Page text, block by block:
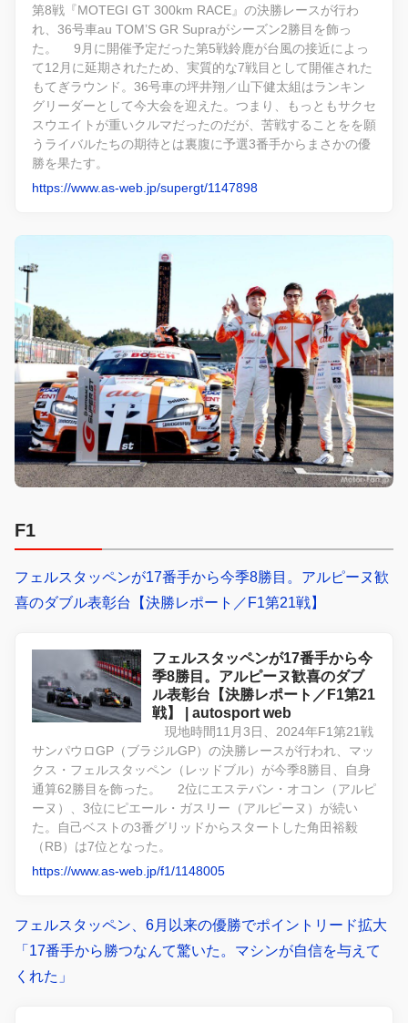
第8戦『MOTEGI GT 300km RACE』の決勝レースが行わ
れ、36号車au TOM’S GR Supraがシーズン2勝目を飾っ
た。 9月に開催予定だった第5戦鈴鹿が台風の接近によっ
て12月に延期されたため、実質的な7戦目として開催された
もてぎラウンド。36号車の坪井翔／山下健太組はランキン
グリーダーとして今大会を迎えた。つまり、もっともサクセ
スウエイトが重いクルマだったのだが、苦戦することをを願
うライバルたちの期待とは裏腹に予選3番手からまさかの優
勝を果たす。
https://www.as-web.jp/supergt/1147898
F1
フェルスタッペンが17番手から今季8勝目。アルピーヌ歓
喜のダブル表彰台【決勝レポート／F1第21戦】
フェルスタッペンが17番手から今
季8勝目。アルピーヌ歓喜のダブ
ル表彰台【決勝レポート／F1第21
戦】 | autosport web
現地時間11月3日、2024年F1第21戦
サンパウロGP（ブラジルGP）の決勝レースが行われ、マッ
クス・フェルスタッペン（レッドブル）が今季8勝目、自身
通算62勝目を飾った。 2位にエステバン・オコン（アルピ
ーヌ）、3位にピエール・ガスリー（アルピーヌ）が続い
た。自己ベストの3番グリッドからスタートした角田裕毅
（RB）は7位となった。
https://www.as-web.jp/f1/1148005
フェルスタッペン、6月以来の優勝でポイントリード拡大
「17番手から勝つなんて驚いた。マシンが自信を与えて
くれた」